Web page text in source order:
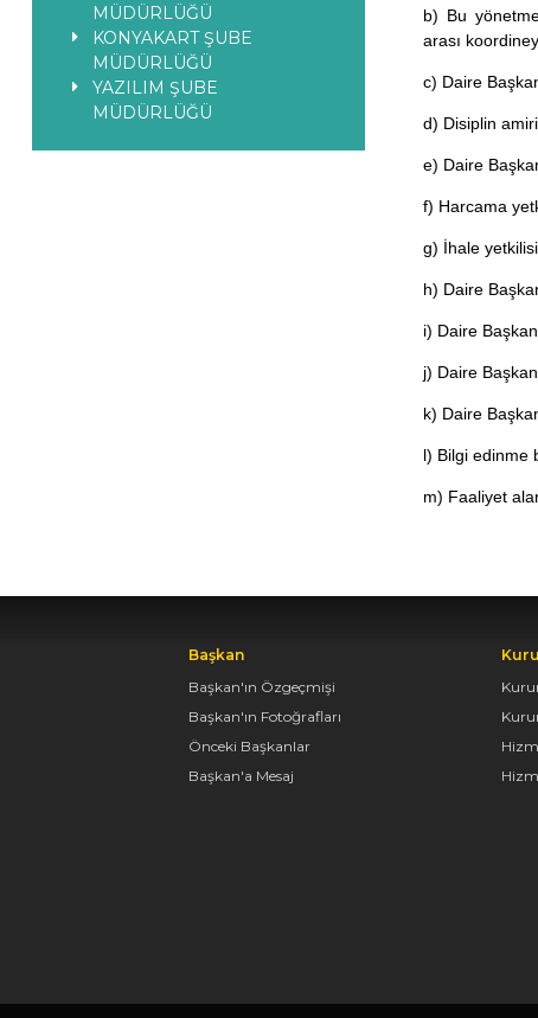
MÜDÜRLÜĞÜ
KONYAKART ŞUBE
MÜDÜRLÜĞÜ
YAZILIM ŞUBE
MÜDÜRLÜĞÜ
b) Bu
arası
c) Daire
d) Disiplin
e) Daire
f) Harcama
g) İhale
h) Daire
i) Daire
j) Daire
k) Daire
l) Bilgi edinme
m) Faaliyet
Başkan
Başkan'ın Özgeçmişi
Başkan'ın Fotoğrafları
Önceki Başkanlar
Başkan'a Mesaj